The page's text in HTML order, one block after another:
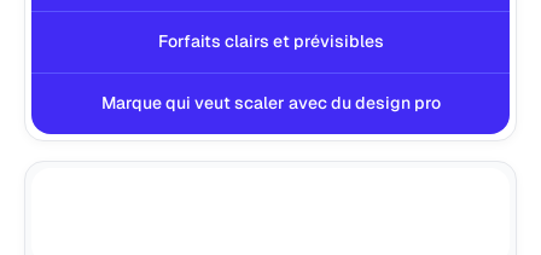
Forfaits clairs et prévisibles
Marque qui veut scaler avec du design pro